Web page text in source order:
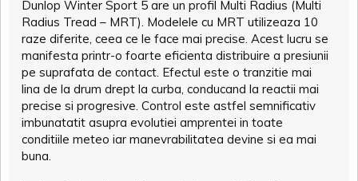
Dunlop Winter Sport 5 are un profil Multi Radius (Multi
Radius Tread – MRT). Modelele cu MRT utilizeaza 10
raze diferite, ceea ce le face mai precise. Acest lucru se
manifesta printr-o foarte eficienta distribuire a presiunii
pe suprafata de contact. Efectul este o tranzitie mai
lina de la drum drept la curba, conducand la reactii mai
precise si progresive. Control este astfel semnificativ
imbunatatit asupra evolutiei amprentei in toate
conditiile meteo iar manevrabilitatea devine si ea mai
buna.